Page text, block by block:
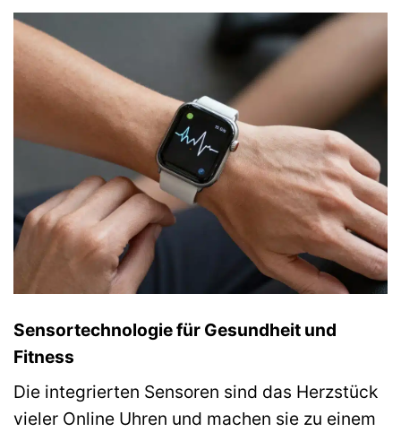
Sensortechnologie für Gesundheit und
Fitness
Die integrierten Sensoren sind das Herzstück
vieler Online Uhren und machen sie zu einem